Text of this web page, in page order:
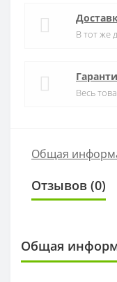
В тот же
Весь
Общая
Отзывов (0)
Общая